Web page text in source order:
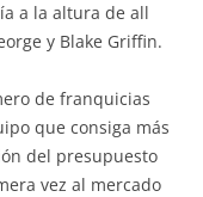
a la altura de all
y Blake Griffin.
de franquicias
que consiga más
del presupuesto
vez al mercado